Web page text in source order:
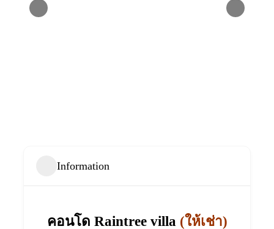
Information
คอนโด Raintree villa (ให้เช่า)